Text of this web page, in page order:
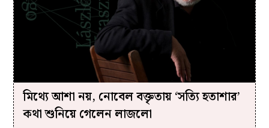
মিথ্যে আশা নয়, নোবেল বক্তৃতায় ‘সত্যি হতাশার’
কথা শুনিয়ে গেলেন লাজলো